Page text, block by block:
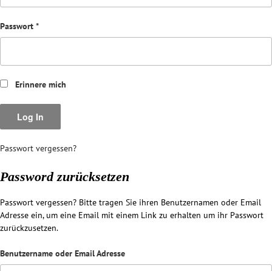
Passwort *
Erinnere mich
Passwort vergessen?
Password zurücksetzen
Passwort vergessen? Bitte tragen Sie ihren Benutzernamen oder Email
Adresse ein, um eine Email mit einem Link zu erhalten um ihr Passwort
zurückzusetzen.
Benutzername oder Email Adresse